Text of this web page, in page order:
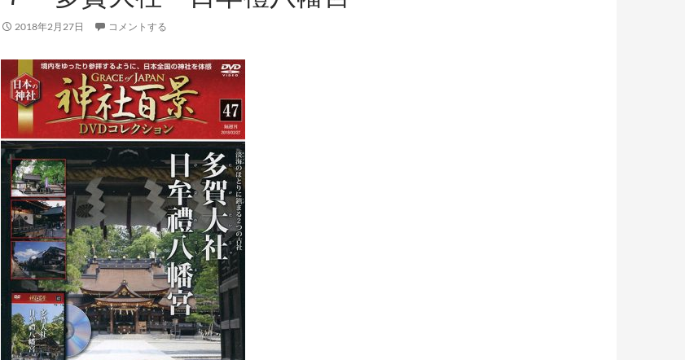
2018年2月27日 コメントする